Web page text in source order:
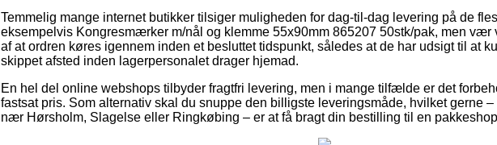
Temmelig mange internet butikker tilsiger muligheden for dag-til-dag levering på de
eksempelvis Kongresmærker m/nål og klemme 55x90mm 865207 50stk/pak, men
af at ordren køres igennem inden et besluttet tidspunkt, således at de har udsigt til at
skippet afsted inden lagerpersonalet drager hjemad.
En hel del online webshops tilbyder fragtfri levering, men i mange tilfælde er det
fastsat pris. Som alternativ skal du snuppe den billigste leveringsmåde, hvilket gerne
nær Hørsholm, Slagelse eller Ringkøbing – er at få bragt din bestilling til en